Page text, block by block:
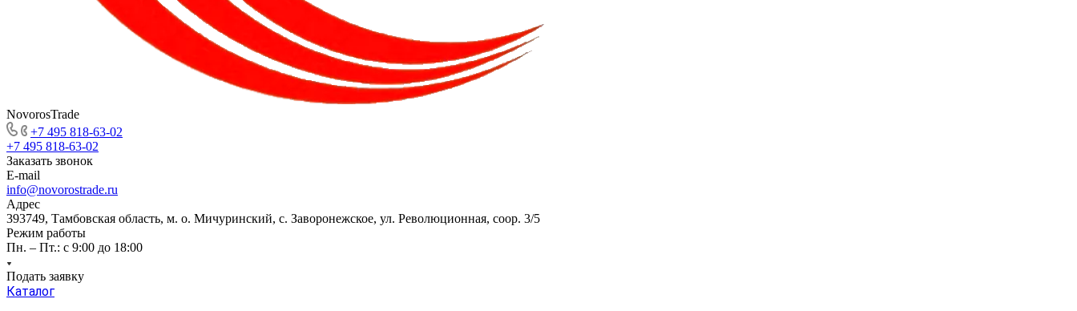
NovorosTrade
+7 495 818-63-02
+7 495 818-63-02
Заказать звонок
E-mail
info@novorostrade.ru
Адрес
393749, Тамбовская область, м. о. Мичуринский, с. Заворонежское, ул. Революционная, соор. 3/5
Режим работы
Пн. – Пт.: с 9:00 до 18:00
Подать заявку
Каталог